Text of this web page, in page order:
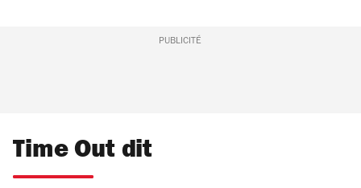
PUBLICITÉ
Time Out dit